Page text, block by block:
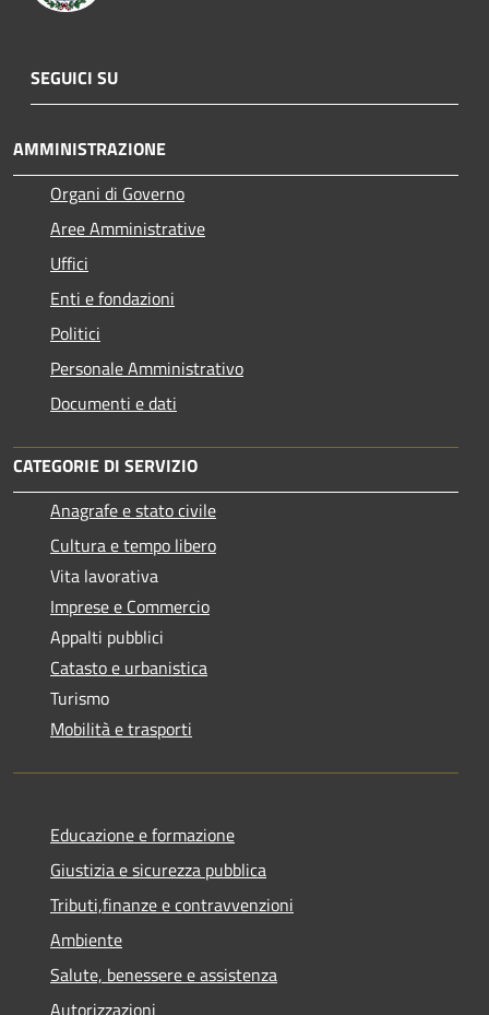
SEGUICI SU
AMMINISTRAZIONE
Organi di Governo
Aree Amministrative
Uffici
Enti e fondazioni
Politici
Personale Amministrativo
Documenti e dati
CATEGORIE DI SERVIZIO
Anagrafe e stato civile
Cultura e tempo libero
Vita lavorativa
Imprese e Commercio
Appalti pubblici
Catasto e urbanistica
Turismo
Mobilità e trasporti
Educazione e formazione
Giustizia e sicurezza pubblica
Tributi,finanze e contravvenzioni
Ambiente
Salute, benessere e assistenza